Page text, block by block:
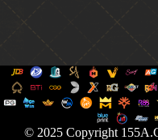
© 2025 Copyright